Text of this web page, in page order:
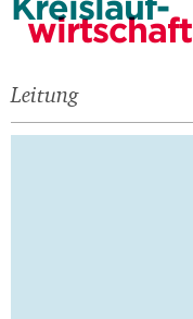
wirtschaft
Leitung